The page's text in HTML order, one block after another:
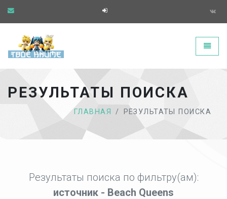
Твоё аниме - главная страница
РЕЗУЛЬТАТЫ ПОИСКА
ГЛАВНАЯ РЕЗУЛЬТАТЫ ПОИСКА
Результаты поиска по фильтру(ам):
источник - Beach Queens